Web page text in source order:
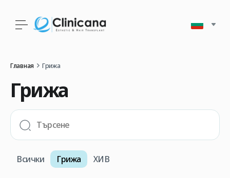
Главная Грижа
Грижа
Всички Грижа ХИВ